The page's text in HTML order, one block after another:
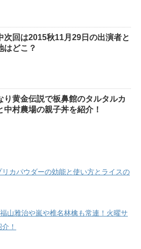
次回は2015秋11月29日の出演者と
はどこ？
り黄金伝説で板鼻館のタルタルカ
中村農場の親子丼を紹介！
カパウダーの効能と使い方とライスの
山雅治や嵐や椎名林檎も常連！火曜サ
！